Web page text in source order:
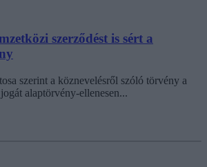
szerződést is sért a
szerint a köznevelésről szóló törvény a
alaptörvény-ellenesen...